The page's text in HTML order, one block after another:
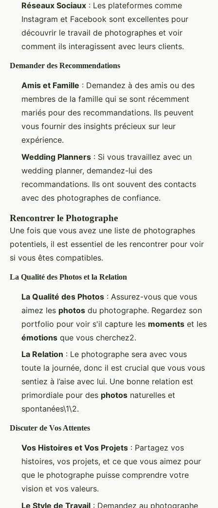
Réseaux Sociaux : Les plateformes comme
Instagram et Facebook sont excellentes pour
découvrir le travail de photographes et voir
comment ils interagissent avec leurs clients.
Demander des Recommendations
Amis et Famille : Demandez à des amis ou des
membres de la famille qui se sont récemment
mariés pour des recommandations. Ils peuvent
vous fournir des insights précieux sur leur
expérience.
Wedding Planners : Si vous travaillez avec un
wedding planner, demandez-lui des
recommandations. Ils ont souvent des contacts
avec des photographes de confiance.
Rencontrer le Photographe
Une fois que vous avez une liste de photographes
potentiels, il est essentiel de les rencontrer pour voir
si vous êtes compatibles.
La Qualité des Photos et la Relation
La Qualité des Photos : Assurez-vous que vous
aimez les photos du photographe. Regardez son
portfolio pour voir s'il capture les moments et les
émotions que vous cherchez2.
La Relation : Le photographe sera avec vous
toute la journée, donc il est crucial que vous vous
sentiez à l’aise avec lui. Une bonne relation est
primordiale pour des photos naturelles et
spontanées\1\2.
Discuter de Vos Attentes
Vos Histoires et Vos Projets : Partagez vos
histoires, vos projets, et ce que vous aimez pour
que le photographe puisse comprendre votre
vision et vos valeurs.
Le Style de Travail : Demandez au photographe